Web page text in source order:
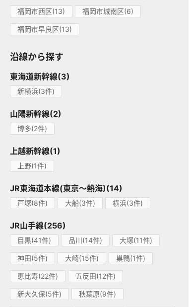
福岡市西区(13) 福岡市城南区(6)
福岡市早良区(13)
沿線から探す
東海道新幹線(3)
新横浜(3件)
山陽新幹線(2)
博多(2件)
上越新幹線(1)
上野(1件)
JR東海道本線(東京～熱海)(14)
戸塚(8件) 大船(3件) 横浜(3件)
JR山手線(256)
目黒(41件) 品川(14件) 大塚(11件)
神田(5件) 大崎(15件) 巣鴨(1件)
恵比寿(22件) 五反田(12件)
新大久保(5件) 秋葉原(9件)